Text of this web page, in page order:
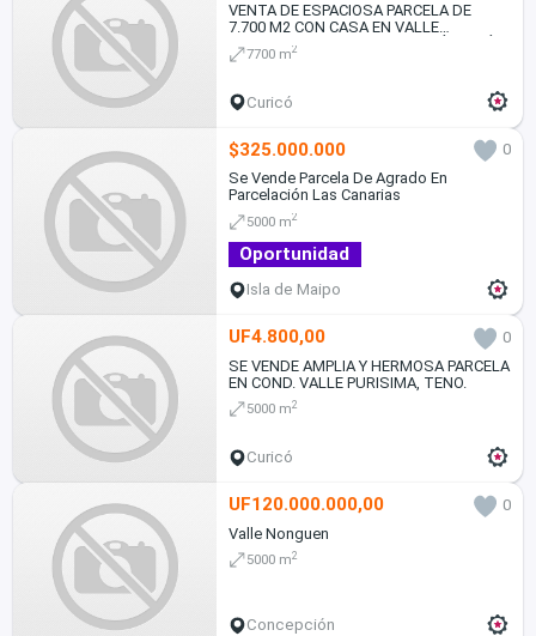
VENTA DE ESPACIOSA PARCELA DE
7.700 M2 CON CASA EN VALLE
TRANQUILO, ZAPALLAR CURICÓ REGIÓN
DEL MAULE
7700 m2
Curicó
$325.000.000
0
Se Vende Parcela De Agrado En
Parcelación Las Canarias
5000 m2
Oportunidad
Isla de Maipo
UF4.800,00
0
SE VENDE AMPLIA Y HERMOSA PARCELA
EN COND. VALLE PURISIMA, TENO.
5000 m2
Curicó
UF120.000.000,00
0
Valle Nonguen
5000 m2
Concepción